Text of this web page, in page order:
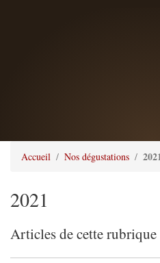
Accueil Nos dégustations
2021
Articles de cette rubrique